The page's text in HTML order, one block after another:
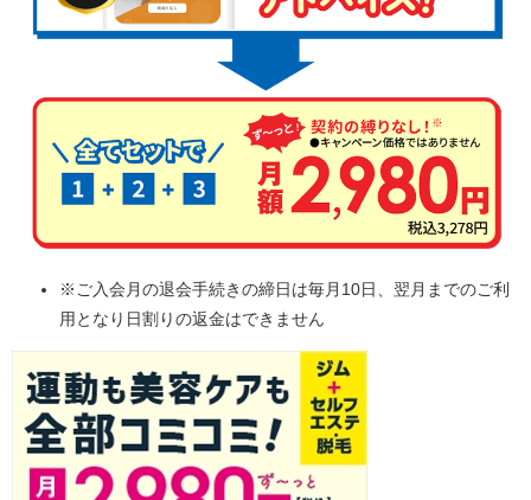
※ご入会月の退会手続きの締日は毎月10日、翌月までのご利
用となり日割りの返金はできません